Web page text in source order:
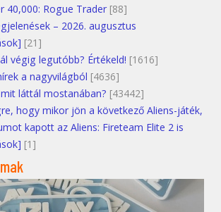
40,000: Rogue Trader [88]
– 2026. augusztus
[21]
végig legutóbb? Értékeld! [1616]
a nagyvilágból [4636]
láttál mostanában? [43442]
hogy mikor jön a következő Aliens-játék,
kapott az Aliens: Fireteam Elite 2 is
[1]